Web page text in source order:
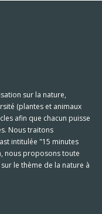
sur la nature,
(plantes et animaux
afin que chacun puisse
Nous traitons
intitulée "15 minutes
nous proposons toute
le thème de la nature à